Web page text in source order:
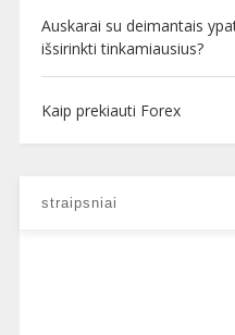
Auskarai su deimantais
išsirinkti tinkamiausius?
Kaip prekiauti Forex
straipsniai